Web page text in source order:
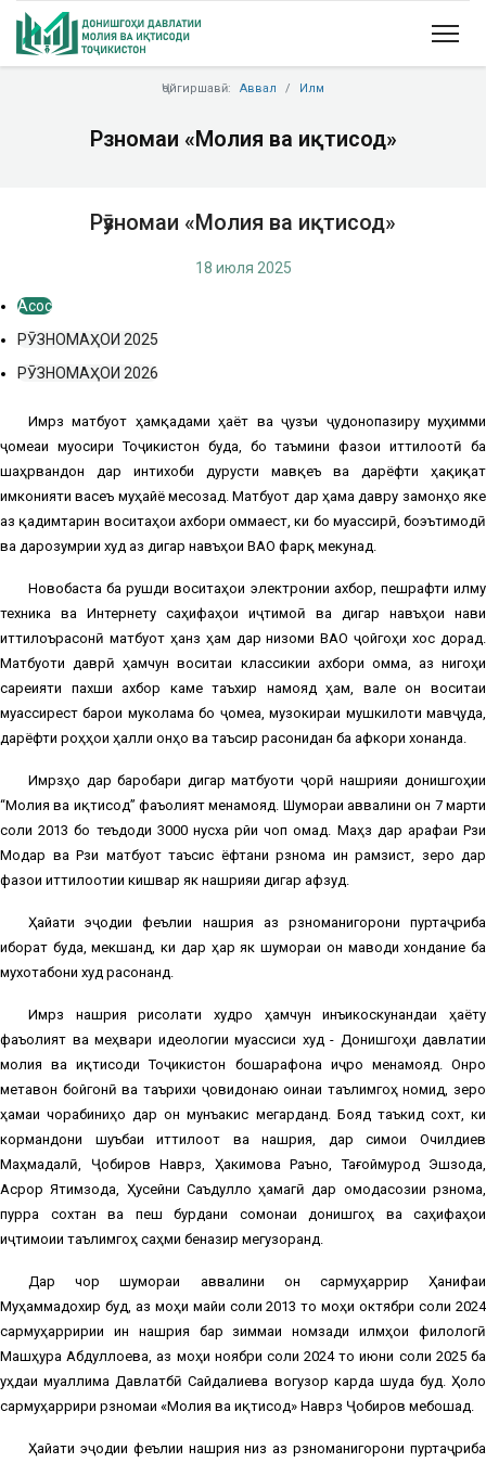
Ҷойгиршавӣ: Аввал Илм
Рӯзномаи «Молия ва иқтисод»
Рӯзномаи «Молия ва иқтисод»
18 июля 2025
Асосӣ
РӮЗНОМАҲОИ 2025
РӮЗНОМАҲОИ 2026
Имрӯз матбуот ҳамқадами ҳаёт ва ҷузъи ҷудонопазиру муҳимми
ҷомеаи муосири Тоҷикистон буда, бо таъмини фазои иттилоотӣ ба
шаҳрвандон дар интихоби дурусти мавқеъ ва дарёфти ҳақиқат
имконияти васеъ муҳайё месозад. Матбуот дар ҳама давру замонҳо яке
аз қадимтарин воситаҳои ахбори оммаест, ки бо муассирӣ, боэътимодӣ
ва дарозумрии худ аз дигар навъҳои ВАО фарқ мекунад.
Новобаста ба рушди воситаҳои электронии ахбор, пешрафти илму
техника ва Интернету саҳифаҳои иҷтимоӣ ва дигар навъҳои нави
иттилоърасонӣ матбуот ҳанӯз ҳам дар низоми ВАО ҷойгоҳи хос дорад.
Матбуоти даврӣ ҳамчун воситаи классикии ахбори омма, аз нигоҳи
сареияти пахши ахбор каме таъхир намояд ҳам, вале он воситаи
муассирест барои муколама бо ҷомеа, музокираи мушкилоти мавҷуда,
дарёфти роҳҳои ҳалли онҳо ва таъсир расонидан ба афкори хонанда.
Имрӯзҳо дар баробари дигар матбуоти ҷорӣ нашрияи донишгоҳии
“Молия ва иқтисод” фаъолият менамояд. Шумораи аввалини он 7 марти
соли 2013 бо теъдоди 3000 нусха рӯйи чоп омад. Маҳз дар арафаи Рӯзи
Модар ва Рӯзи матбуот таъсис ёфтани рӯзнома ин рамзист, зеро дар
фазои иттилоотии кишвар як нашрияи дигар афзуд.
Ҳайати эҷодии феълии нашрия аз рӯзноманигорони пуртаҷриба
иборат буда, мекӯшанд, ки дар ҳар як шумораи он маводи хондание ба
мухотабони худ расонанд.
Имрӯз нашрия рисолати худро ҳамчун инъикоскунандаи ҳаёту
фаъолият ва меҳвари идеологии муассиси худ - Донишгоҳи давлатии
молия ва иқтисоди Тоҷикистон бошарафона иҷро менамояд. Онро
метавон бойгонӣ ва таърихи ҷовидонаю оинаи таълимгоҳ номид, зеро
ҳамаи чорабиниҳо дар он мунъакис мегарданд. Бояд таъкид сохт, ки
кормандони шуъбаи иттилоот ва нашрия, дар симои Очилдиев
Маҳмадалӣ, Ҷобиров Наврӯз, Ҳакимова Раъно, Тағоймурод Эшзода,
Асрор Ятимзода, Ҳусейни Саъдулло ҳамагӣ дар омодасозии рӯзнома,
пурра сохтан ва пеш бурдани сомонаи донишгоҳ ва саҳифаҳои
иҷтимоии таълимгоҳ саҳми беназир мегузоранд.
Дар чор шумораи аввалини он сармуҳаррир Ҳанифаи
Муҳаммадохир буд, аз моҳи майи соли 2013 то моҳи октябри соли 2024
сармуҳарририи ин нашрия бар зиммаи номзади илмҳои филологӣ
Машҳура Абдуллоева, аз моҳи ноябри соли 2024 то июни соли 2025 ба
уҳдаи муаллима Давлатбӣ Сайдалиева вогузор карда шуда буд. Ҳоло
сармуҳаррири рӯзномаи «Молия ва иқтисод» Наврӯз Ҷобиров мебошад.
Ҳайати эҷодии феълии нашрия низ аз рӯзноманигорони пуртаҷриба